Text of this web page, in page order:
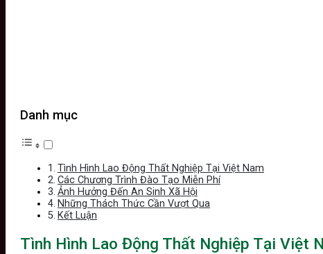
Danh mục
Tình Hình Lao Động Thất Nghiệp Tại Việt Nam
Các Chương Trình Đào Tạo Miễn Phí
Ảnh Hưởng Đến An Sinh Xã Hội
Những Thách Thức Cần Vượt Qua
Kết Luận
Tình Hình Lao Động Thất Nghiệp Tại Việt